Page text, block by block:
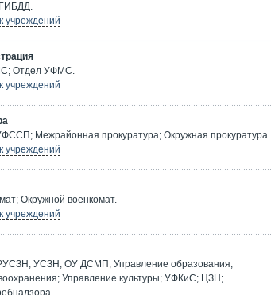
учреждений
Отдел УФМС.
учреждений
Межрайонная прокуратура; Окружная прокуратура.
учреждений
Окружной военкомат.
учреждений
УСЗН; ОУ ДСМП; Управление образования;
Управление культуры; УФКиС; ЦЗН;